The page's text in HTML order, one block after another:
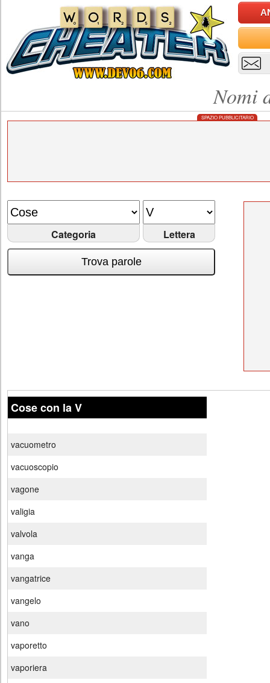
Nomi
SPAZIO PUBBLICITARIO
Categoria Lettera
Trova parole
Cose con la V
vacuometro
vacuoscopio
vagone
valigia
valvola
vanga
vangatrice
vangelo
vano
vaporetto
vaporiera